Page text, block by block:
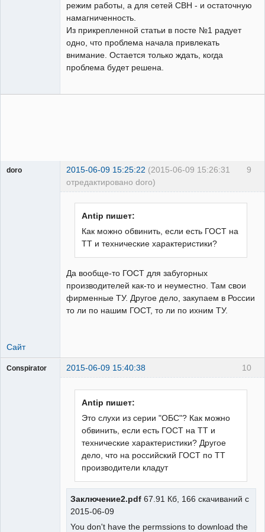
режим работы, а для сетей СВН - и остаточную
намагниченность.
Из прикрепленной статьи в посте №1 радует
одно, что проблема начала привлекать
внимание. Остается только ждать, когда
проблема будет решена.
9
doro 2015-06-09 15:25:22 (2015-06-09 15:26:31
отредактировано doro)
Antip пишет:
Как можно обвинить, если есть ГОСТ на
ТТ и технические характеристики?
Да вообще-то ГОСТ для забугорных
производителей как-то и неуместно. Там свои
фирменные ТУ. Другое дело, закупаем в России
то ли по нашим ГОСТ, то ли по ихним ТУ.
Сайт
10
Conspirator 2015-06-09 15:40:38
Antip пишет:
Это слухи из серии "ОБС"? Как можно
обвинить, если есть ГОСТ на ТТ и
технические характеристики? Другое
дело, что на российский ГОСТ по ТТ
производители кладут
Заключение2.pdf 67.91 Кб, 166 скачиваний с
2015-06-09
You don't have the permssions to download the